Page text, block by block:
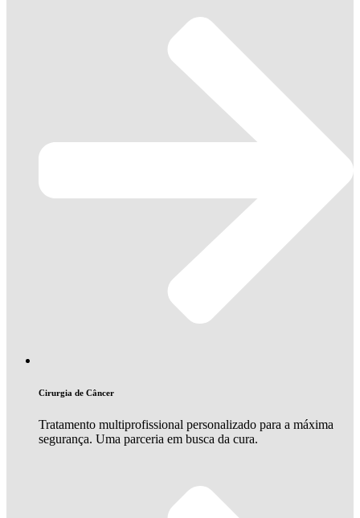
Cirurgia de Câncer
Tratamento multiprofissional personalizado para a máxima
segurança. Uma parceria em busca da cura.